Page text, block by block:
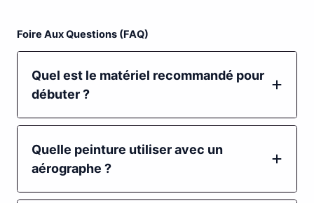
Foire Aux Questions (FAQ)
Quel est le matériel recommandé pour
débuter ?
Quelle peinture utiliser avec un
aérographe ?